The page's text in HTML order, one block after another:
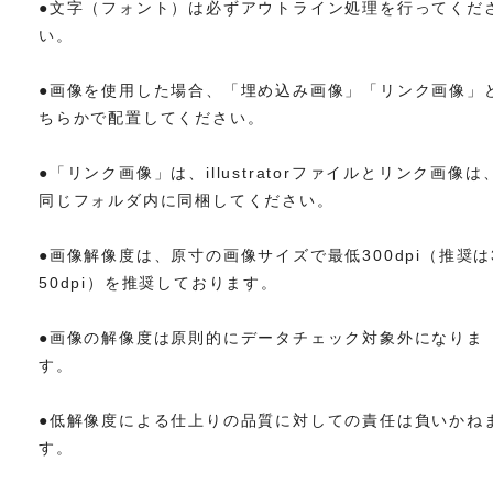
●文字（フォント）は必ずアウトライン処理を行ってくだ
い。
●画像を使用した場合、「埋め込み画像」「リンク画像」
ちらかで配置してください。
●「リンク画像」は、illustratorファイルとリンク画像は
同じフォルダ内に同梱してください。
●画像解像度は、原寸の画像サイズで最低300dpi（推奨
50dpi）を推奨しております。
●画像の解像度は原則的にデータチェック対象外になりま
す。
●低解像度による仕上りの品質に対しての責任は負いかね
す。